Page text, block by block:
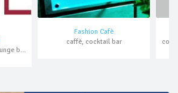
ristorante messicano, lounge bar, cocktail bar, asporto
Fashion Cafè
caffè, cocktail bar